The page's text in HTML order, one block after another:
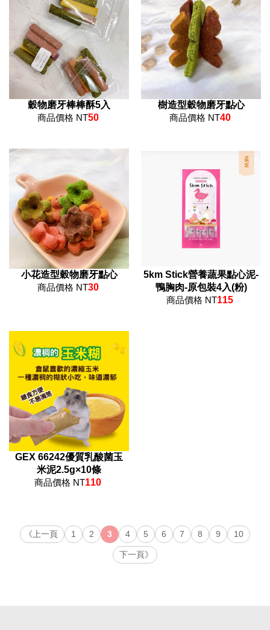
穀物磨牙棒棒酥5入
商品價格 NT50
樹造型穀物磨牙點心
商品價格 NT40
小花造型穀物磨牙點心
商品價格 NT30
5km Stick營養蔬果點心泥-
鴨胸肉-原包裝4入(粉)
商品價格 NT115
GEX 66242優質乳酸菌玉
米泥2.5g×10條
商品價格 NT110
《上一頁 1 2 3 4 5 6 7 8 9 10
下一頁》